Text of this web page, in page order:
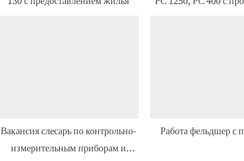
п
Вакансия слесарь по контрольно-
измерительным приборам и
Работа фельдшер с